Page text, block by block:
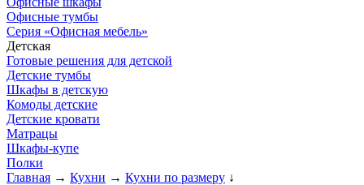
Офисные тумбы
Серия «Офисная мебель»
Детская
Готовые решения для детской
Детские тумбы
Шкафы в детскую
Комоды детские
Детские кровати
Матрацы
Шкафы-купе
Полки
Главная → Кухни → Кухни по размеру ↓